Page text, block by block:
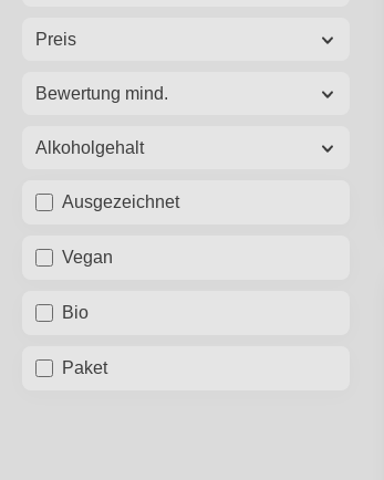
Preis
Bewertung mind.
Alkoholgehalt
Ausgezeichnet
Vegan
Bio
Paket